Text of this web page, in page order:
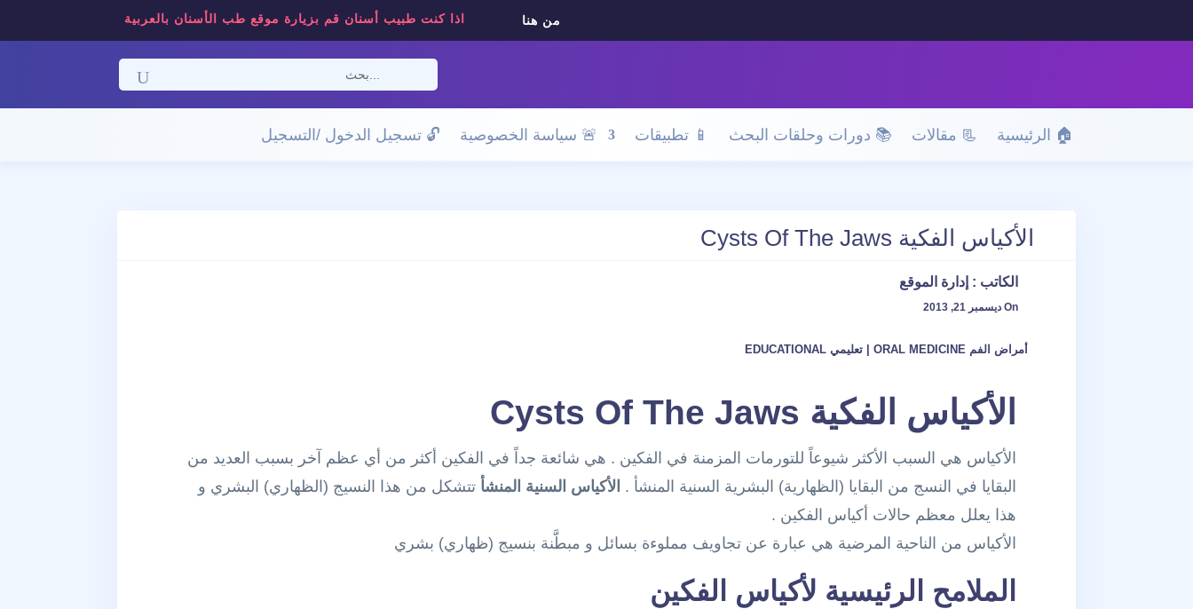
اذا كنت طبيب أسنان قم بزيارة موقع طب الأسنان بالعربية من هنا
🏠 الرئيسية 📃 مقالات 📚 دورات وحلقات البحث 📱 تطبيقات 🚨 سياسة الخصوصية 🔓تسجيل الدخول /التسجيل
الأكياس الفكية Cysts Of The Jaws
الكاتب : إدارة الموقع
On ديسمبر 21, 2013
أمراض الفم ORAL MEDICINE | تعليمي EDUCATIONAL
الأكياس الفكية Cysts Of The Jaws
الأكياس هي السبب الأكثر شيوعاً للتورمات المزمنة في الفكين . هي شائعة جداً في الفكين أكثر من أي عظم آخر بسبب العديد من
البقايا في النسج من البقايا (الظهارية) البشرية السنية المنشأ . الأكياس السنية المنشأ تتشكل من هذا النسيج (الظهاري) البشري و
هذا يعلل معظم حالات أكياس الفكين .
الأكياس من الناحية المرضية هي عبارة عن تجاويف مملوءة بسائل و مبطَّنة بنسيج (ظهاري) بشري
الملامح الرئيسية لأكياس الفكين